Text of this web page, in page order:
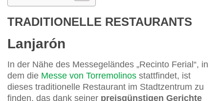
TRADITIONELLE RESTAURANTS
Lanjarón
In der Nähe des Messegeländes „Recinto Ferial“, in
dem die Messe von Torremolinos stattfindet, ist
dieses traditionelle Restaurant im Stadtzentrum zu
finden, das dank seiner preisgünstigen Gerichte